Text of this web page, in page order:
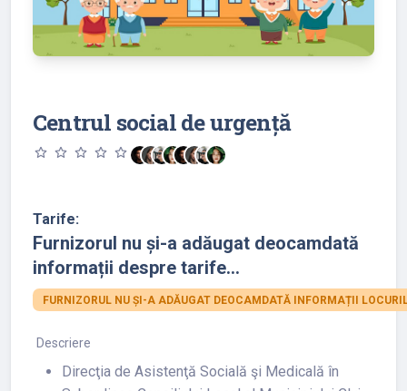
Centrul social de urgență
star_outline star_outline star_outline star_outline star_outline
Tarife:
Furnizorul nu și-a adăugat deocamdată
informații despre tarife...
FURNIZORUL NU ȘI-A ADĂUGAT DEOCAMDATĂ INFORMAȚII
Descriere
Direcţia de Asistenţă Socială şi Medicală în